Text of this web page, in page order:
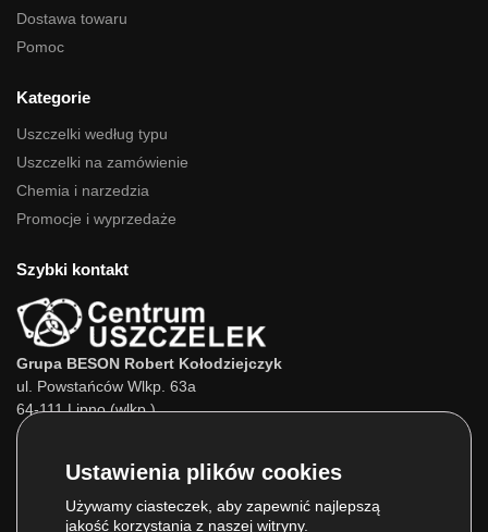
Dostawa towaru
Pomoc
Kategorie
Uszczelki według typu
Uszczelki na zamówienie
Chemia i narzedzia
Promocje i wyprzedaże
Szybki kontakt
Grupa BESON Robert Kołodziejczyk
ul. Powstańców Wlkp. 63a
64-111 Lipno (wlkp.)
693 800 022
Używamy ciasteczek, aby zapewnić najlepszą
jakość korzystania z naszej witryny.